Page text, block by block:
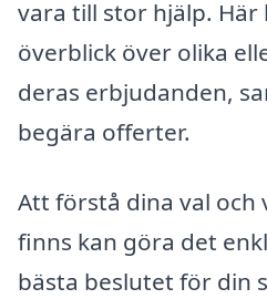
vara till stor hjälp. Här
överblick över olika
deras erbjudanden,
begära offerter.
Att förstå dina val och
finns kan göra det
bästa beslutet för din